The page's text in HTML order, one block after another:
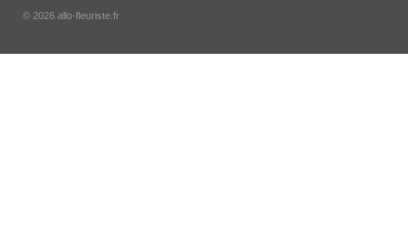
© 2026 allo-fleuriste.fr